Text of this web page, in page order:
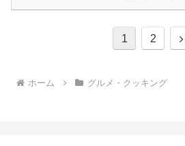
1 2
次
ホーム グルメ・クッキング